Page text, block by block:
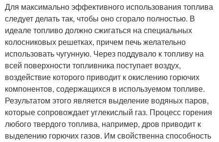
Для максимально эффективного использования топлива
следует делать так, чтобы оно сгорало полностью. В
идеале топливо должно сжигаться на специальных
колосниковых решетках, причем печь желательно
использовать чугунную. Через поддувало к топливу на
всей поверхности топливника поступает воздух,
воздействие которого приводит к окислению горючих
компонентов, содержащихся в используемом топливе.
Результатом этого является выделение водяных паров,
которые сопровождает углекислый газ. Процесс горения
любого твердого топлива, например, дров приводит к
выделению горючих газов. Им свойственна способность